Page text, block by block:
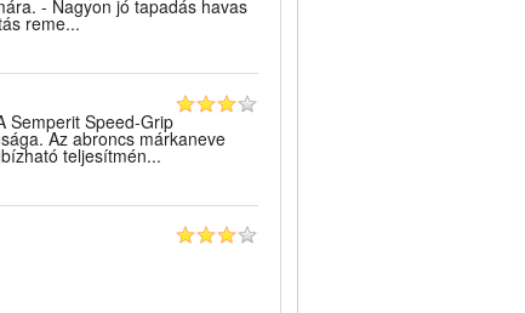
- Nagyon jó tapadás havas
reme...
Semperit Speed-Grip
Az abroncs márkaneve
teljesítmén...